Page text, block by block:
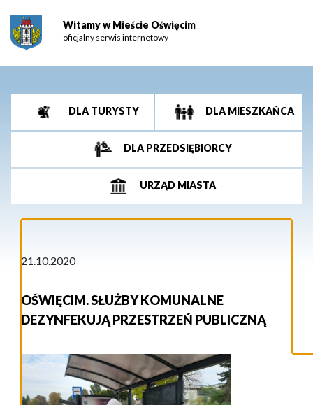
Witamy w Mieście Oświęcim
oficjalny serwis internetowy
DLA TURYSTY DLA MIESZKAŃCA
DLA PRZEDSIĘBIORCY
URZĄD MIASTA
21.10.2020
OŚWIĘCIM. SŁUŻBY KOMUNALNE
DEZYNFEKUJĄ PRZESTRZEŃ PUBLICZNĄ